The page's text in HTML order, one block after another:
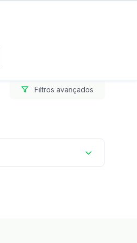
Filtros avançados